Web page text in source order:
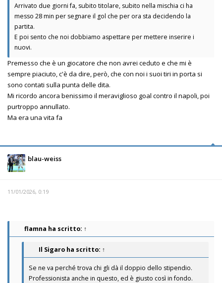
Arrivato due giorni fa, subito titolare, subito nella mischia ci ha
messo 28 min per segnare il gol che per ora sta decidendo la
partita.
E poi sento che noi dobbiamo aspettare per mettere inserire i
nuovi.
Premesso che è un giocatore che non avrei ceduto e che mi è
sempre piaciuto, c'è da dire, però, che con noi i suoi tiri in porta si
sono contati sulla punta delle dita.
Mi ricordo ancora benissimo il meraviglioso goal contro il napoli, poi
purtroppo annullato.
Ma era una vita fa
blau-weiss
11/01/2026, 0:19
flamna ha scritto: ↑
Il Sigaro ha scritto: ↑
Se ne va perché trova chi gli dà il doppio dello stipendio.
Professionista anche in questo, ed è giusto così in fondo.